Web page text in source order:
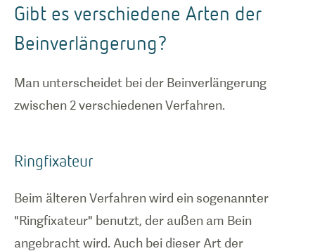
Gibt es verschiedene Arten der
Beinverlängerung?
Man unterscheidet bei der Beinverlängerung
zwischen 2 verschiedenen Verfahren.
Ringfixateur
Beim älteren Verfahren wird ein sogenannter
"Ringfixateur" benutzt, der außen am Bein
angebracht wird. Auch bei dieser Art der